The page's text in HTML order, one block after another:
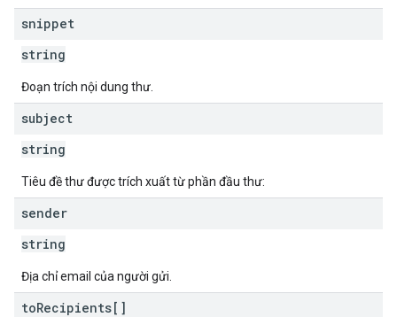
snippet
string
Đoạn trích nội dung thư.
subject
string
Tiêu đề thư được trích xuất từ phần đầu thư:
sender
string
Địa chỉ email của người gửi.
toRecipients[]